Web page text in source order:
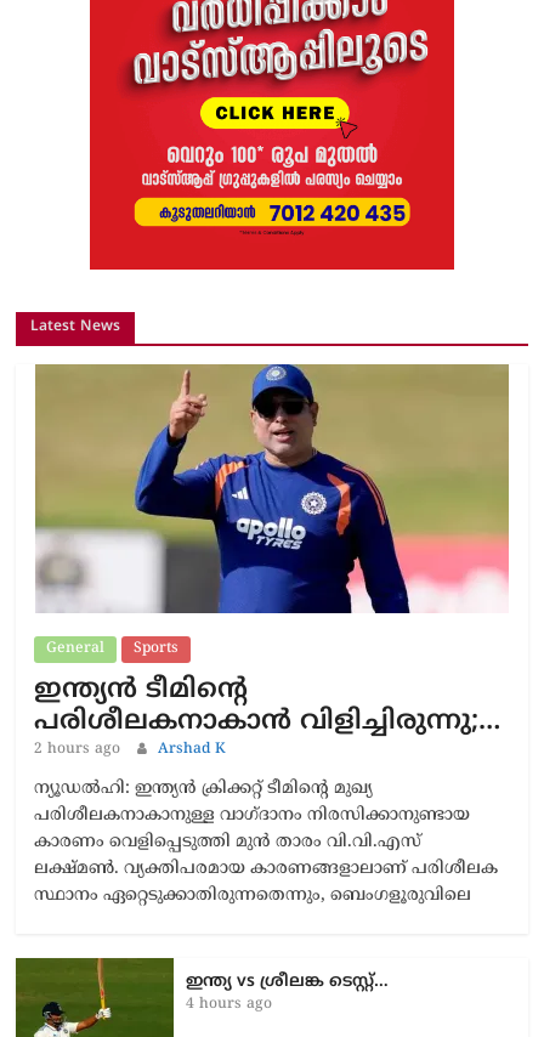
Latest News
General Sports
ഇന്ത്യൻ ടീമിന്റെ
പരിശീലകനാകാൻ വിളിച്ചിരുന്നു;…
2 hours ago Arshad K
ന്യൂഡൽഹി: ഇന്ത്യൻ ക്രിക്കറ്റ് ടീമിന്റെ മുഖ്യ
പരിശീലകനാകാനുള്ള വാഗ്ദാനം നിരസിക്കാനുണ്ടായ
കാരണം വെളിപ്പെടുത്തി മുൻ താരം വി.വി.എസ്
ലക്ഷ്മൺ. വ്യക്തിപരമായ കാരണങ്ങളാലാണ് പരിശീലക
സ്ഥാനം ഏറ്റെടുക്കാതിരുന്നതെന്നും, ബെംഗളൂരുവിലെ
ഇന്ത്യ vs ശ്രീലങ്ക ടെസ്റ്റ്…
4 hours ago